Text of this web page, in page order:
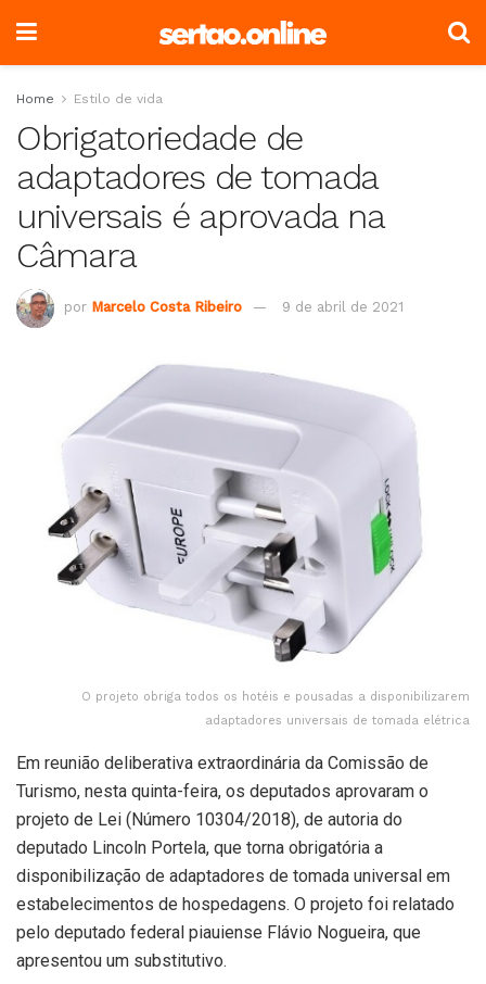
Home Estilo de vida
Obrigatoriedade de
adaptadores de tomada
universais é aprovada na
Câmara
por Marcelo Costa Ribeiro 9 de abril de 2021
O projeto obriga todos os hotéis e pousadas a disponibilizarem
adaptadores universais de tomada elétrica
Em reunião deliberativa extraordinária da Comissão de
Turismo, nesta quinta-feira, os deputados aprovaram o
projeto de Lei (Número 10304/2018), de autoria do
deputado Lincoln Portela, que torna obrigatória a
disponibilização de adaptadores de tomada universal em
estabelecimentos de hospedagens. O projeto foi relatado
pelo deputado federal piauiense Flávio Nogueira, que
apresentou um substitutivo.